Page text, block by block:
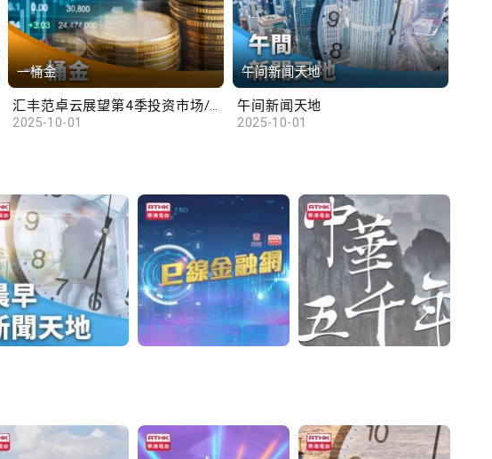
一桶金
2025-10-01
午间新闻天地
午间新闻天地
2025-10-01